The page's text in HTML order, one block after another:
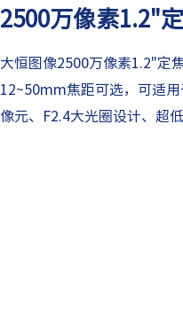
2500万像素1.2"
大恒图像2500万像素1.2"定
12~50mm焦距可选，可适
像元、F2.4大光圈设计、超